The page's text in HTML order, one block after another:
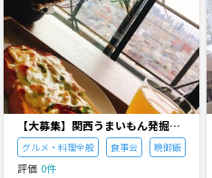
作らせていただいております！🌞 スケジ
ュールがこちらです💁🏻‍♀️✨ 毎日を大切に
✨ 4月のスケジュール🌸🗓 3(土)12:00/
淀川サッカー部/淀川河川敷 6(火)20:00/
アブサンパーティー/zoom 7(水)20:00/ア
マングアス/zoom 8(木)19:00/バスケ部/
尼崎 10(土)13:00/ケイドロ部/大阪城公
園 13(火)19:00/バドミントン/尼崎
20:00/死ぬほど〇〇会/佳奈HOUSE 17
(土)12:00/淀川サッカー部/淀川河川敷 1
8(日)13:00/1日居酒屋店長/心斎橋
19:00/バスケ部/尼崎 20(火)19:00/バ
スケ部/尼崎 20:00/人狼ゲーム/zo
【大募集】関西うまいもん発掘Te
am!!
グルメ・料理全般 食事会 晩御飯
評価 0件